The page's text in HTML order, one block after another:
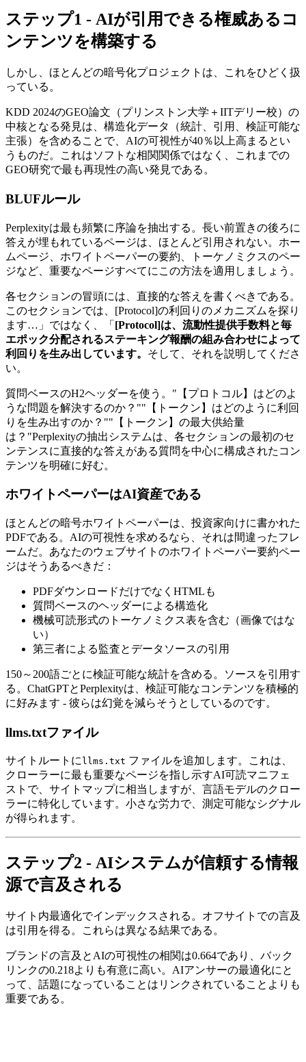
ステップ1 - AIが引用できる権威あるコ
ンテンツを構築する
しかし、ほとんどの暗号化プロジェクトは、これをひどく扱
っている。
KDD 2024のGEO論文（プリンストン大学＋IITデリー校）の
中核となる発見は、構造化データ（統計、引用、検証可能な
主張）を含めることで、AIの可視性が40％以上高まるとい
うものだ。これはソフトな相関関係ではなく、これまでの
GEO研究で最も再現性の高い発見である。
BLUFルール
Perplexityは最も頻繁に序論を抽出する。長い前置きの後ろに
答えが埋もれているページは、ほとんど引用されない。ホー
ムページ、ホワイトペーパーの要約、トーケノミクスのペー
ジなど、重要なページすべてにこの方法を適用しましょう。
各セクションの冒頭には、直接的な答えを書くべきである。
このセクションでは、[Protocol]の利回りのメカニズムを探り
ます…」ではなく、「 [Protocol]は、流動性提供手数料と毎
エポック分配されるステーキング報酬の組み合わせによって
利回りを生み出しています。 そして、それを説明してくださ
い。
質問ベースのH2ヘッダーを使う。"【プロトコル】はどのよ
うな問題を解決するのか？""【トークン】はどのように利回
りを生み出すのか？""【トークン】の最大供給量
は？"Perplexityの抽出システムは、各セクションの最初のセ
ンテンスに直接的な答えがある質問を中心に構成されたコン
テンツを明確に好む。
ホワイトペーパーはAI資産である
ほとんどの暗号ホワイトペーパーは、投資家向けに書かれた
PDFである。AIの可視性を求めるなら、それは間違ったフレ
ームだ。あなたのウェブサイトのホワイトペーパー要約ペー
ジはそうあるべきだ：
PDFダウンロードだけでなくHTMLも
質問ベースのヘッダーによる構造化
機械可読形式のトーケノミクス表を含む（画像ではな
い）
第三者による監査とデータソースの引用
150～200語ごとに検証可能な統計を含める。ソースを引用す
る。ChatGPTとPerplexityは、検証可能なコンテンツを積極的
に好みます - 彼らは幻覚を減らそうとしているのです。
llms.txtファイル
サイトルートに llms.txt ファイルを追加します。これは、
クローラーに最も重要なページを指し示すAI可読マニフェ
ストで、サイトマップに相当しますが、言語モデルのクロー
ラーに特化しています。小さな労力で、測定可能なシグナル
が得られます。
ステップ2 - AIシステムが信頼する情報
源で言及される
サイト内最適化でインデックスされる。オフサイトでの言及
は引用を得る。これらは異なる結果である。
ブランドの言及とAIの可視性の相関は0.664であり、バック
リンクの0.218よりも有意に高い。AIアンサーの最適化にと
って、話題になっていることはリンクされていることよりも
重要である。